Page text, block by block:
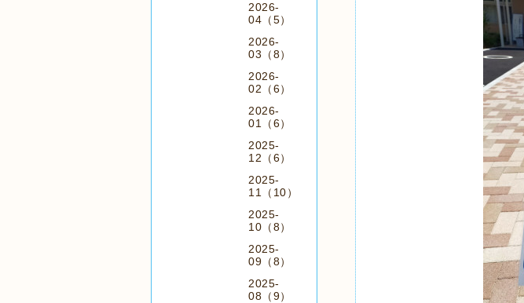
2026-
04（5）
2026-
03（8）
2026-
02（6）
2026-
01（6）
2025-
12（6）
2025-
11（10）
2025-
10（8）
2025-
09（8）
2025-
08（9）